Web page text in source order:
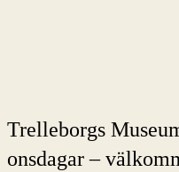
Trelleborgs
onsdagar –